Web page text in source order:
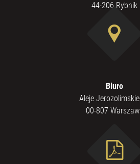
44-206 Rybnik
Biuro
Aleje
00-807